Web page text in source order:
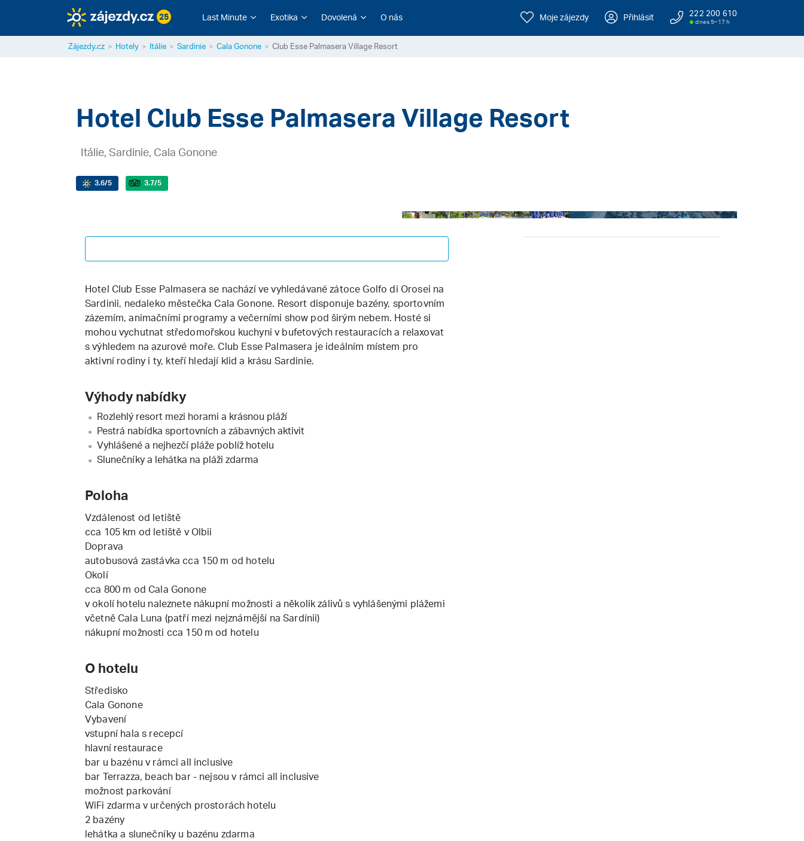
25 Last Minute Exotika Dovolená O nás Moje zájezdy Přihlásit 222 200 610
dnes 9–17 h
Zájezdy.cz Hotely Itálie Sardinie Cala Gonone Club Esse Palmasera Village Resort
Hotel Club Esse Palmasera Village Resort
Itálie, Sardinie, Cala Gonone
3.6/5 3.7/5
Hotel Club Esse Palmasera se nachází ve vyhledávané zátoce Golfo di Orosei na
Sardinii, nedaleko městečka Cala Gonone. Resort disponuje bazény, sportovním
zázemím, animačními programy a večerními show pod širým nebem. Hosté si
mohou vychutnat středomořskou kuchyni v bufetových restauracích a relaxovat
s výhledem na azurové moře. Club Esse Palmasera je ideálním místem pro
aktivní rodiny i ty, kteří hledají klid a krásu Sardinie.
Výhody nabídky
Rozlehlý resort mezi horami a krásnou pláží
Pestrá nabídka sportovních a zábavných aktivit
Vyhlášené a nejhezčí pláže poblíž hotelu
Slunečníky a lehátka na pláži zdarma
Poloha
Vzdálenost od letiště
cca 105 km od letiště v Olbii
Doprava
autobusová zastávka cca 150 m od hotelu
Okolí
cca 800 m od Cala Gonone
v okolí hotelu naleznete nákupní možnosti a několik zálivů s vyhlášenými plážemi
včetně Cala Luna (patří mezi nejznámější na Sardínii)
nákupní možnosti cca 150 m od hotelu
O hotelu
Středisko
Cala Gonone
Vybavení
vstupní hala s recepcí
hlavní restaurace
bar u bazénu v rámci all inclusive
bar Terrazza, beach bar - nejsou v rámci all inclusive
možnost parkování
WiFi zdarma v určených prostorách hotelu
2 bazény
lehátka a slunečníky u bazénu zdarma